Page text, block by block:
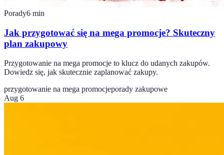
Porady6 min
Jak przygotować się na mega promocje? Skuteczny
plan zakupowy
Przygotowanie na mega promocje to klucz do udanych zakupów.
Dowiedz się, jak skutecznie zaplanować zakupy.
przygotowanie na mega promocjeporady zakupowe
Aug 6